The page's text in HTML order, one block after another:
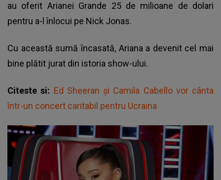
au oferit Arianei Grande 25 de milioane de dolari
pentru a-l înlocui pe Nick Jonas.
Cu această sumă încasată, Ariana a devenit cel mai
bine plătit jurat din istoria show-ului.
Citeste si: Ed Sheeran și Camila Cabello vor cânta
într-un concert caritabil pentru Ucraina